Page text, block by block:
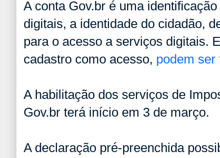
A conta Gov.br é uma
digitais, a identidade do cidadão,
para o acesso a serviços digitais.
cadastro como acesso, podem ser
A habilitação dos serviços de
Gov.br terá início em 3 de março.
A declaração pré-preenchida